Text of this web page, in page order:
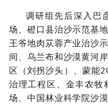
调研组 先后深入 巴
场、磴口县治沙示范基地
王爷地肉苁蓉产业治沙
间、 乌兰布和沙漠黄河
区 （刘拐沙头） 、蒙能
治理工程区、金丰农牧
场、中国林业科学院沙